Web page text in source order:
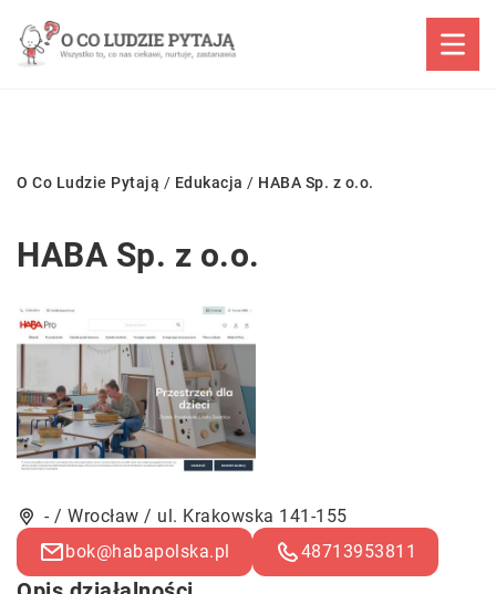
O Co Ludzie Pytają / Edukacja / HABA Sp. z o.o.
HABA Sp. z o.o.
- / Wrocław / ul. Krakowska 141-155
bok@habapolska.pl
48713953811